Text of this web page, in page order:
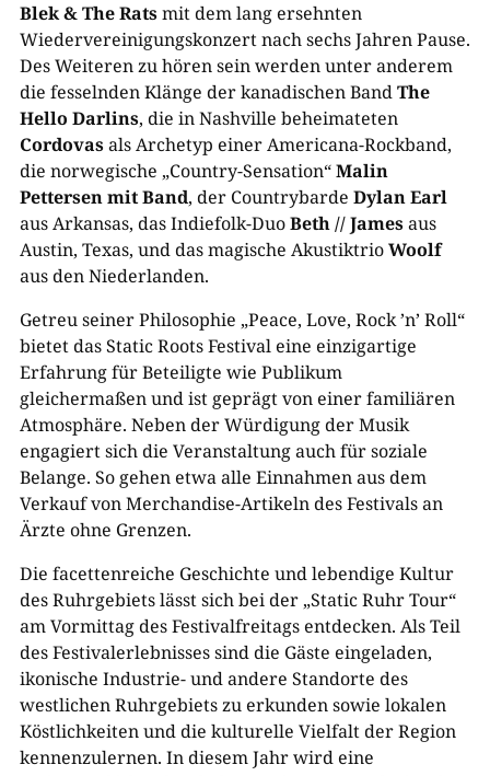
Blek & The Ratsmit dem lang ersehnten
Wiedervereinigungskonzert nach sechs Jahren Pause.
Des Weiteren zu hören sein werden unter anderem
die fesselnden Klänge der kanadischen BandThe
Hello Darlins, die in Nashville beheimateten
Cordovasals Archetyp einer Americana-Rockband,
die norwegische „Country-Sensation“Malin
Pettersen mit Band, der Countrybarde Dylan Earl
aus Arkansas, das Indiefolk-DuoBeth // Jamesaus
Austin, Texas, und das magische AkustiktrioWoolf
aus den Niederlanden.
Getreu seiner Philosophie „Peace, Love, Rock ’n’ Roll“
bietet das Static Roots Festival eine einzigartige
Erfahrung für Beteiligte wie Publikum
gleichermaßen und ist geprägt von einer familiären
Atmosphäre. Neben der Würdigung der Musik
engagiert sich die Veranstaltung auch für soziale
Belange. So gehen etwa alle Einnahmen aus dem
Verkauf von Merchandise-Artikeln des Festivals an
Ärzte ohne Grenzen.
Die facettenreiche Geschichte und lebendige Kultur
des Ruhrgebiets lässt sich bei der „Static Ruhr Tour“
am Vormittag des Festivalfreitags entdecken. Als Teil
des Festivalerlebnisses sind die Gäste eingeladen,
ikonische Industrie- und andere Standorte des
westlichen Ruhrgebiets zu erkunden sowie lokalen
Köstlichkeiten und die kulturelle Vielfalt der Region
kennenzulernen. In diesem Jahr wird eine